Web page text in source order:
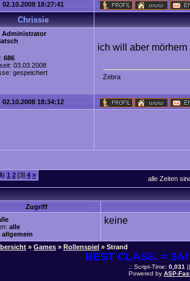
02.10.2008 18:27:41
Chrissie
Administrator
686
03.03.2008
gespeichert
ich will aber mörhern
Zebra
02.10.2008 18:34:12
) 1 2 [3] 4 » alle Zeiten
Zugriff
alle
allgemein
keine
» Games » Rollenspiel » Strand
BEST CLASS. =
.: Script-Time: 0,031
Powered by ASP-